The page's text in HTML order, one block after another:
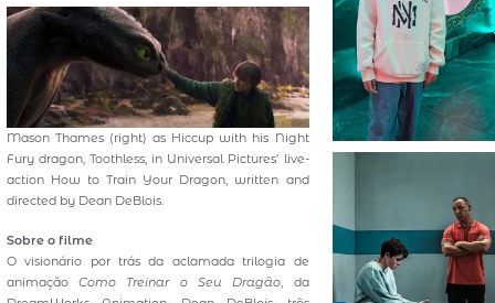
Mason Thames (right) as Hiccup with his Night
Fury dragon, Toothless, in Universal Pictures’ live-
action How to Train Your Dragon, written and
directed by Dean DeBlois.
Sobre o filme
O visionário por trás da aclamada trilogia de
animaçãoComo Treinar o Seu Dragão , da